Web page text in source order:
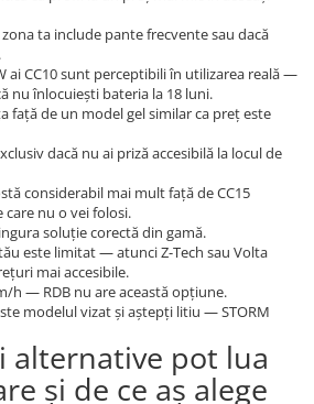
ta include pante frecvente sau dacă
ai CC10 sunt perceptibili în utilizarea reală —
nu înlocuiești bateria la 18 luni.
față de un model gel similar ca preț este
dacă nu ai priză accesibilă la locul de
considerabil mai mult față de CC15
nu o vei folosi.
soluție corectă din gamă.
este limitat — atunci Z-Tech sau Volta
mai accesibile.
h — RDB nu are această opțiune.
modelul vizat și aștepți litiu — STORM
alternative pot lua
și de ce aș alege